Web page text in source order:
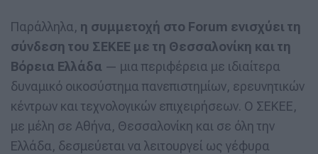
Παράλληλα, η συμμετοχή στο Forum ενισχύει τη
σύνδεση του ΣΕΚΕΕ με τη Θεσσαλονίκη και τη
Βόρεια Ελλάδα — μια περιφέρεια με ιδιαίτερα
δυναμικό οικοσύστημα πανεπιστημίων, ερευνητικών
κέντρων και τεχνολογικών επιχειρήσεων. Ο ΣΕΚΕΕ,
με μέλη σε Αθήνα, Θεσσαλονίκη και σε όλη την
Ελλάδα, δεσμεύεται να λειτουργεί ως γέφυρα